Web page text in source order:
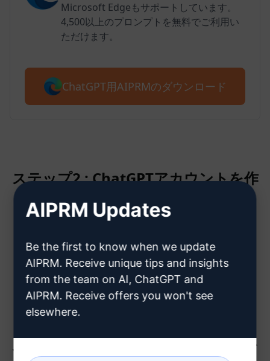
Microsoft Edgeもサポートしています。
4,500以上のプロンプトを無料でご利用い
ただけます。
ChatGPT用AIPRMのダウンロード
ステップ2 : ChatGPTアカウントを作
成する
ChatGPTアカウント作成方法はこ
ちら
ステップ3 : ChatGPTでプロンプトを
AIPRM Updates
Be the first to know when we update
AIPRM. Receive unique tips and insights
from the team on AI, ChatGPT and
AIPRM. Receive offers you won't see
elsewhere.